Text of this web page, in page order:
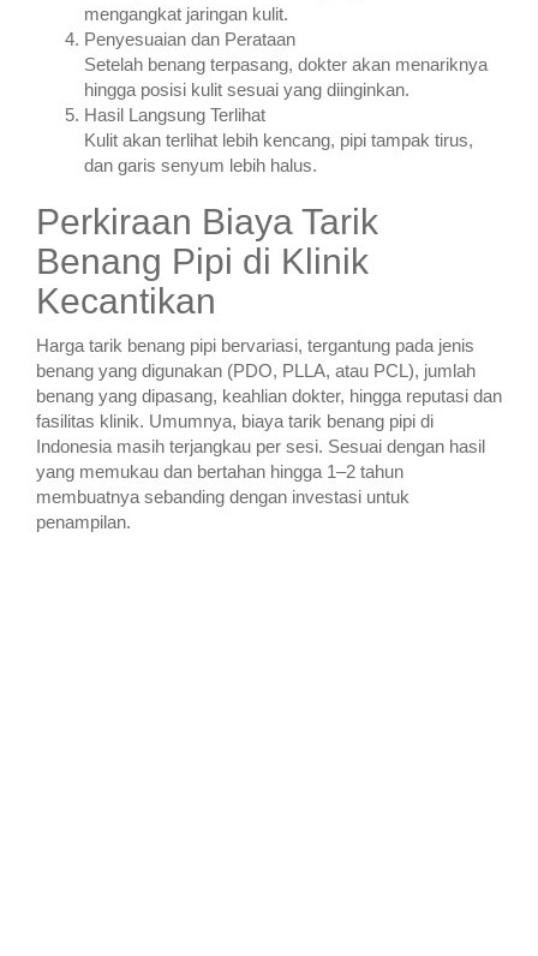
mengangkat jaringan kulit.
Penyesuaian dan Perataan
Setelah benang terpasang, dokter akan menariknya
hingga posisi kulit sesuai yang diinginkan.
Hasil Langsung Terlihat
Kulit akan terlihat lebih kencang, pipi tampak tirus,
dan garis senyum lebih halus.
Perkiraan Biaya Tarik
Benang Pipi di Klinik
Kecantikan
Harga tarik benang pipi bervariasi, tergantung pada jenis
benang yang digunakan (PDO, PLLA, atau PCL), jumlah
benang yang dipasang, keahlian dokter, hingga reputasi dan
fasilitas klinik. Umumnya, biaya tarik benang pipi di
Indonesia masih terjangkau per sesi. Sesuai dengan hasil
yang memukau dan bertahan hingga 1–2 tahun
membuatnya sebanding dengan investasi untuk
penampilan.